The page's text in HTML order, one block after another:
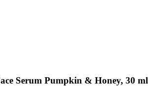
Serum Pumpkin & Honey, 30 ml